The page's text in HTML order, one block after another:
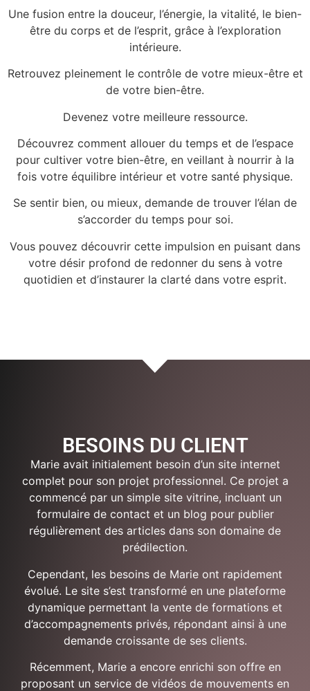
Une fusion entre la douceur, l’énergie, la vitalité, le bien-
être du corps et de l’esprit, grâce à l’exploration
intérieure.
Retrouvez pleinement le contrôle de votre mieux-être et
de votre bien-être.
Devenez votre meilleure ressource.
Découvrez comment allouer du temps et de l’espace
pour cultiver votre bien-être, en veillant à nourrir à la
fois votre équilibre intérieur et votre santé physique.
Se sentir bien, ou mieux, demande de trouver l’élan de
s’accorder du temps pour soi.
Vous pouvez découvrir cette impulsion en puisant dans
votre désir profond de redonner du sens à votre
quotidien et d’instaurer la clarté dans votre esprit.
BESOINS DU CLIENT
Marie avait initialement besoin d’un site internet
complet pour son projet professionnel. Ce projet a
commencé par un simple site vitrine, incluant un
formulaire de contact et un blog pour publier
régulièrement des articles dans son domaine de
prédilection.
Cependant, les besoins de Marie ont rapidement
évolué. Le site s’est transformé en une plateforme
dynamique permettant la vente de formations et
d’accompagnements privés, répondant ainsi à une
demande croissante de ses clients.
Récemment, Marie a encore enrichi son offre en
proposant un service de vidéos de mouvements en